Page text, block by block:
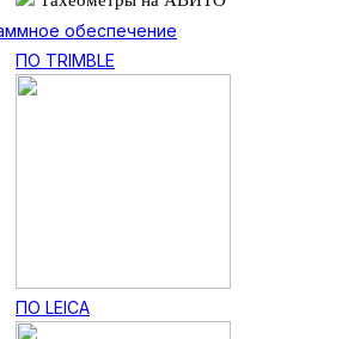
обеспечение
ПО TRIMBLE
ПО LEICA